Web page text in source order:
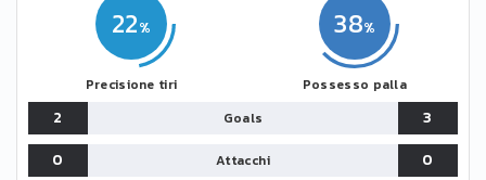
22
Precisione tiri
38
Possesso palla
2 Goals
3
0
Attacchi
0